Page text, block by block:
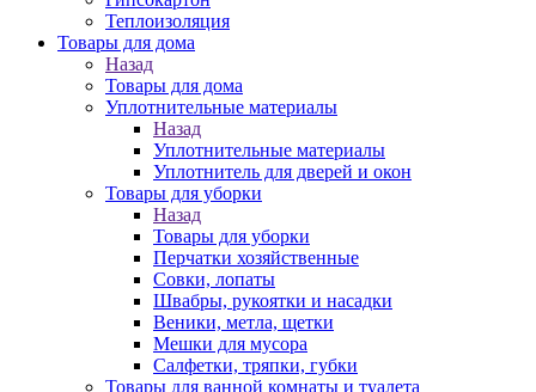
Теплоизоляция
Товары для дома
Назад
Товары для дома
Уплотнительные материалы
Назад
Уплотнительные материалы
Уплотнитель для дверей и окон
Товары для уборки
Назад
Товары для уборки
Перчатки хозяйственные
Совки, лопаты
Швабры, рукоятки и насадки
Веники, метла, щетки
Мешки для мусора
Салфетки, тряпки, губки
Товары для ванной комнаты и туалета